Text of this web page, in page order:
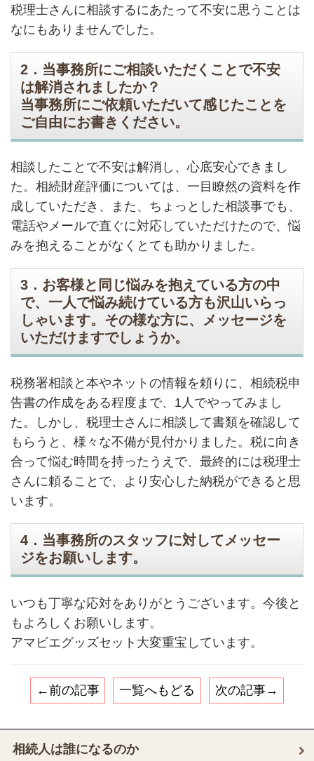
税理士さんに相談するにあたって不安に思うことは
なにもありませんでした。
2．当事務所にご相談いただくことで不安
は解消されましたか？
当事務所にご依頼いただいて感じたことを
ご自由にお書きください。
相談したことで不安は解消し、心底安心できまし
た。相続財産評価については、一目瞭然の資料を作
成していただき、また、ちょっとした相談事でも、
電話やメールで直ぐに対応していただけたので、悩
みを抱えることがなくとても助かりました。
3．お客様と同じ悩みを抱えている方の中
で、一人で悩み続けている方も沢山いらっ
しゃいます。その様な方に、メッセージを
いただけますでしょうか。
税務署相談と本やネットの情報を頼りに、相続税申
告書の作成をある程度まで、1人でやってみまし
た。しかし、税理士さんに相談して書類を確認して
もらうと、様々な不備が見付かりました。税に向き
合って悩む時間を持ったうえで、最終的には税理士
さんに頼ることで、より安心した納税ができると思
います。
4．当事務所のスタッフに対してメッセー
ジをお願いします。
いつも丁寧な応対をありがとうございます。今後と
もよろしくお願いします。
アマビエグッズセット大変重宝しています。
←前の記事 一覧へもどる 次の記事→
相続人は誰になるのか